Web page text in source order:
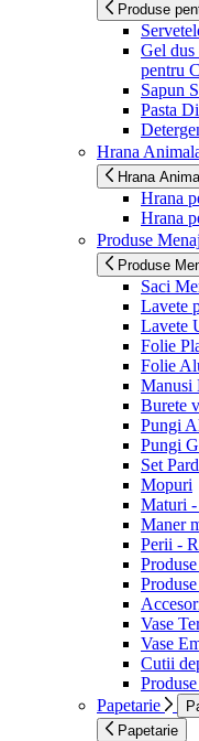
Produse
Gel dus
pentru
Sapun
Pasta
Hrana
Hrana
Hrana
Hrana
Produse Menaj
Produse
Saci
Lavete
Lavete
Folie
Folie
Manusi
Burete
Pungi
Pungi
Set
Mopuri
Maturi -
Maner
Perii -
Vase
Vase
Cutii
Papetarie
Papetarie